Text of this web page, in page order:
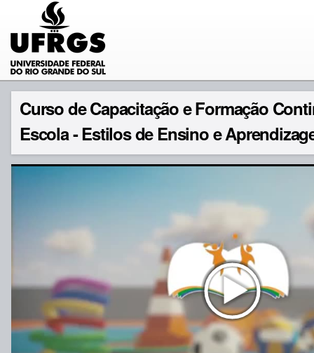
Curso de Capacitação e Formação
Escola - Estilos de Ensino e